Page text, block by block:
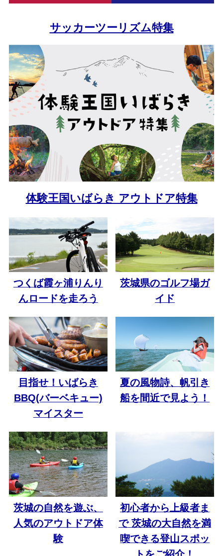
サッカーツーリズム特集
体験王国いばらき アウトドア特集
つくば霞ヶ浦りんり
んロードを走ろう
茨城県のゴルフ場ガ
イド
目指せ！いばらき
BBQ(バーベキュー)
マイスター
夏の風物詩、帆引き
船を間近で見よう！
茨城の自然を遊ぶ、
人気のアウトドア体
験
初心者から上級者ま
で 茨城の大自然を満
喫できる登山スポッ